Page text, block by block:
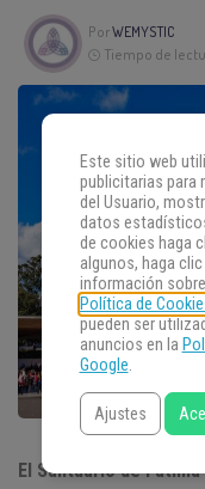
PorWEMYSTIC
Tiempo de
El Santuario de
Este sitio web
publicitarias para
del Usuario,
datos
de cookies haga
algunos, haga clic
información
Política de
pueden ser
anuncios en la
Google.
Ajustes